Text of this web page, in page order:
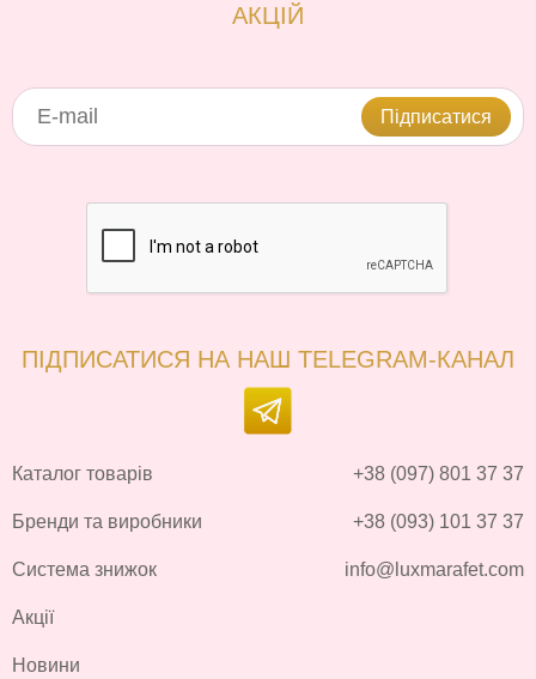
АКЦІЙ
Підписатися
ПІДПИСАТИСЯ НА НАШ TELEGRAM-КАНАЛ
Каталог товарів
Бренди та виробники
Система знижок
Акції
Новини
+38 (097) 801 37 37
+38 (093) 101 37 37
info@luxmarafet.com